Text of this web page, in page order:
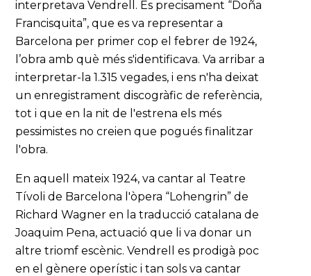
interpretava Vendrell. És precisament “Doña
Francisquita”, que es va representar a
Barcelona per primer cop el febrer de 1924,
l’obra amb què més s'identificava. Va arribar a
interpretar-la 1.315 vegades, i ens n'ha deixat
un enregistrament discogràfic de referència,
tot i que en la nit de l'estrena els més
pessimistes no creien que pogués finalitzar
l'obra.
En aquell mateix 1924, va cantar al Teatre
Tívoli de Barcelona l'òpera “Lohengrin” de
Richard Wagner en la traducció catalana de
Joaquim Pena, actuació que li va donar un
altre triomf escènic. Vendrell es prodigà poc
en el gènere operístic i tan sols va cantar